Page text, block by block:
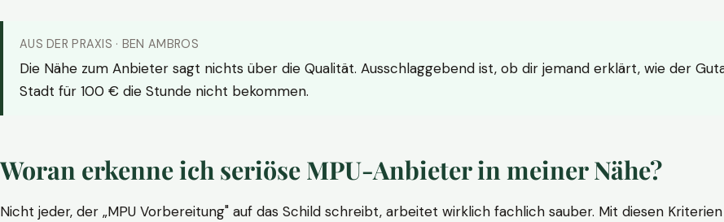
AUS DER PRAXIS · BEN AMBROS
Die Nähe zum Anbieter sagt nichts über die Qualität. Ausschlaggebend ist, ob dir jemand erklärt, wie der
Stadt für 100 € die Stunde nicht bekommen.
Woran erkenne ich seriöse MPU-Anbieter in meiner Nähe?
Nicht jeder, der „MPU Vorbereitung" auf das Schild schreibt, arbeitet wirklich fachlich sauber. Mit diesen